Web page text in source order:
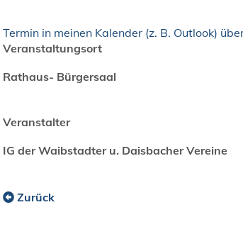
Termin in meinen Kalender (z. B. Outlook)
Veranstaltungsort
Rathaus- Bürgersaal
Veranstalter
IG der Waibstadter u. Daisbacher Vereine
Zurück